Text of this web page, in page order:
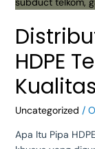
HDPE
Uncategorized /
Apa Itu Pipa
Harga
Pabrik